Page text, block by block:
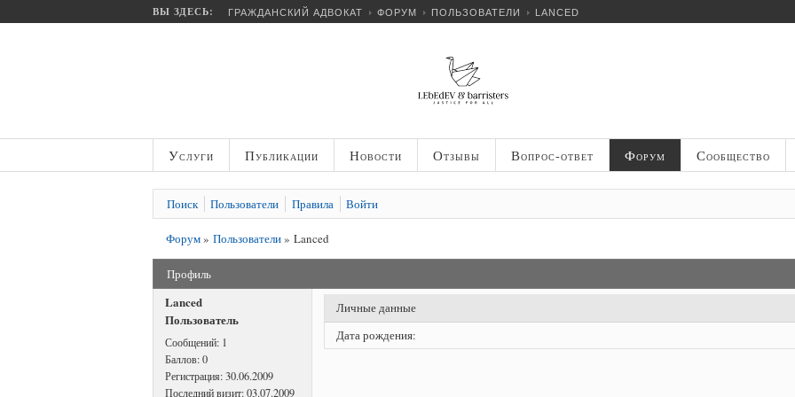
ВЫ ЗДЕСЬ: ГРАЖДАНСКИЙ АДВОКАТ ФОРУМ ПОЛЬЗОВАТЕЛИ LANCED
Услуги Публикации Новости Отзывы Вопрос-ответ Форум Сообщество
Поиск Пользователи Правила Войти
Форум» Пользователи» Lanced
Профиль
Lanced
Пользователь
Сообщений: 1
Баллов:0
Регистрация:30.06.2009
Последний визит:03.07.2009
Личные данные
Дата рождения: